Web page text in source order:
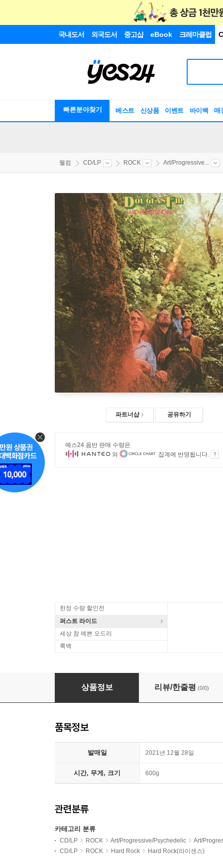
국내도서 외국도서 중고샵 eBook 크레마클럽
빠른분야찾기 베스트 신상품 이벤트 바이백 매
웰컴 CD/LP ROCK Art/Progressive...
파트너샵 공유하기
예스24 음반 판매 수량은
와
집계에 반영됩니다.
한정 수량 할인전
퍼스트 라이드
세상 참 예쁜 오드리
룩백
Douglas Fir (두글라스 피어) - Hard
상품정보 리뷰/한줄평 (0/0)
품목정보
발매일 2021년 12월 28일
시간, 무게, 크기 600g
관련분류
카테고리 분류
CD/LP ROCK Art/Progressive/Psychedelic
Art/
CD/LP
ROCK Hard Rock Hard Rock(라이센스)